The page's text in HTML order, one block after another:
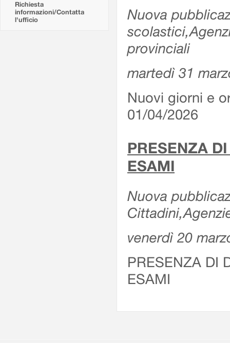
Richiesta
informazioni/Contatta
l'ufficio
Nuova
provinciali
martedì 31
Nuovi giorni e
01/04/2026
PRESENZA
ESAMI
Nuova
venerdì 20
PRESENZA DI
ESAMI